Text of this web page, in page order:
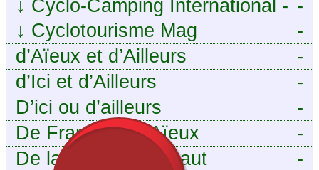
-
↓ Cyclo-Camping International -
Le voyage à vélo
-
↓ Cyclotourisme Mag
-
d’Aïeux et d’Ailleurs
-
d’Ici et d’Ailleurs
-
D’ici ou d’ailleurs
-
De France et d’Aïeux
-
De la Baïse à l’Escaut